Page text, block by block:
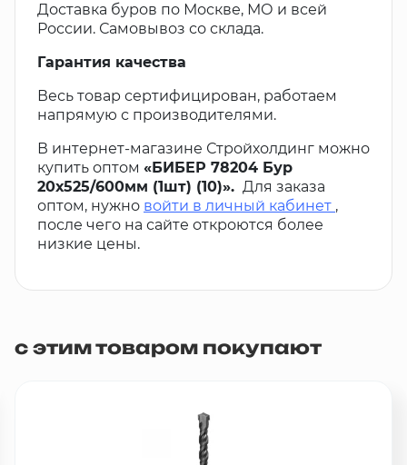
Доставка буров по Москве, МО и всей
России. Самовывоз со склада.
Гарантия качества
Весь товар сертифицирован, работаем
напрямую с производителями.
В интернет-магазине Стройхолдинг можно
купить оптом «БИБЕР 78204 Бур
20х525/600мм (1шт) (10)». Для заказа
оптом, нужно войти в личный кабинет ,
после чего на сайте откроются более
низкие цены.
с этим товаром покупают